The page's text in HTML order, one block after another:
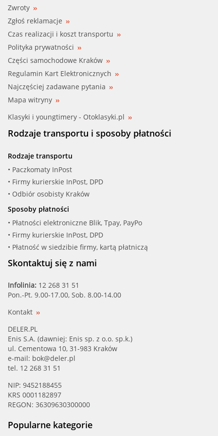
Zwroty
Zgłoś reklamacje
Czas realizacji i koszt transportu
Polityka prywatności
Części samochodowe Kraków
Regulamin Kart Elektronicznych
Najczęściej zadawane pytania
Mapa witryny
Klasyki i youngtimery - Otoklasyki.pl
Rodzaje transportu i sposoby płatności
Rodzaje transportu
• Paczkomaty InPost
• Firmy kurierskie InPost, DPD
• Odbiór osobisty Kraków
Sposoby płatności
• Płatności elektroniczne Blik, Tpay, PayPo
• Firmy kurierskie InPost, DPD
• Płatność w siedzibie firmy, kartą płatniczą
Skontaktuj się z nami
Infolinia: 12 268 31 51
Pon.-Pt. 9.00-17.00, Sob. 8.00-14.00
Kontakt
DELER.PL
Enis S.A. (dawniej: Enis sp. z o.o. sp.k.)
ul. Cementowa 10, 31-983 Kraków
e-mail: bok@deler.pl
tel. 12 268 31 51
NIP: 9452188455
KRS 0001182897
REGON: 36309630300000
Popularne kategorie